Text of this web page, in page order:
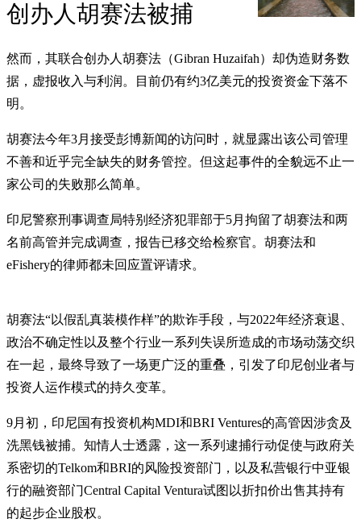
创办人胡赛法被捕
然而，其联合创办人胡赛法（Gibran Huzaifah）却伪造财务数
据，虚报收入与利润。目前仍有约3亿美元的投资资金下落不
明。
胡赛法今年3月接受彭博新闻的访问时，就显露出该公司管理
不善和近乎完全缺失的财务管控。但这起事件的全貌远不止一
家公司的失败那么简单。
印尼警察刑事调查局特别经济犯罪部于5月拘留了胡赛法和两
名前高管并完成调查，报告已移交给检察官。胡赛法和
eFishery的律师都未回应置评请求。
胡赛法“以假乱真装模作样”的欺诈手段，与2022年经济衰退、
政治不确定性以及整个行业一系列失误所造成的市场动荡交织
在一起，最终导致了一场更广泛的重叠，引发了印尼创业者与
投资人运作模式的持久变革。
9月初，印尼国有投资机构MDI和BRI Ventures的高管因涉贪及
洗黑钱被捕。知情人士透露，这一系列逮捕行动促使与政府关
系密切的Telkom和BRI的风险投资部门，以及私营银行中亚银
行的融资部门Central Capital Ventura试图以折扣价出售其持有
的起步企业股权。